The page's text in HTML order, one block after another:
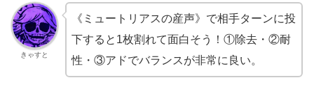
きゃすと
《ミュートリアスの産声》で相手ターンに投
下すると1枚割れて面白そう！①除去・②耐
性・③アドでバランスが非常に良い。